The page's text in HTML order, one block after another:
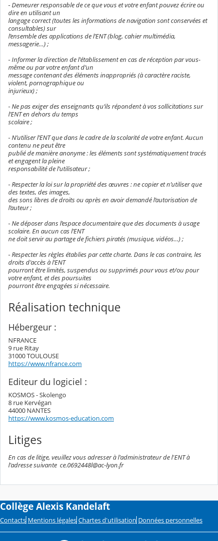
- Demeurer responsable de ce que vous et votre enfant pouvez écrire ou
dire en utilisant un
langage correct (toutes les informations de navigation sont conservées et
consultables) sur
l’ensemble des applications de l’ENT (blog, cahier multimédia,
messagerie…) ;
- Informer la direction de l'établissement en cas de réception par vous-
même ou par votre enfant d’un
message contenant des éléments inappropriés (à caractère raciste,
violent, pornographique ou
injurieux) ;
- Ne pas exiger des enseignants qu’ils répondent à vos sollicitations sur
l’ENT en dehors du temps
scolaire ;
- N’utiliser l’ENT que dans le cadre de la scolarité de votre enfant. Aucun
contenu ne peut être
publié de manière anonyme : les éléments sont systématiquement tracés
et engagent la pleine
responsabilité de l’utilisateur ;
- Respecter la loi sur la propriété des œuvres : ne copier et n’utiliser que
des textes, des images,
des sons libres de droits ou après en avoir demandé l’autorisation de
l’auteur ;
- Ne déposer dans l’espace documentaire que des documents à usage
scolaire. En aucun cas l’ENT
ne doit servir au partage de fichiers piratés (musique, vidéos…) ;
- Respecter les règles établies par cette charte. Dans le cas contraire, les
droits d'accès à l’ENT
pourront être limités, suspendus ou supprimés pour vous et/ou pour
votre enfant, et des poursuites
pourront être engagées si nécessaire.
Réalisation technique
Hébergeur :
NFRANCE
9 rue Ritay
31000 TOULOUSE
https://www.nfrance.com
Editeur du logiciel :
KOSMOS - Skolengo
8 rue Kervégan
44000 NANTES
https://www.kosmos-education.com
Litiges
En cas de litige, veuillez vous adresser à l'administrateur de l'ENT à
l'adresse suivante ce.0692448l@ac-lyon.fr
Collège Alexis Kandelaft
Contacts Mentions légales Chartes d'utilisation Données personnelles